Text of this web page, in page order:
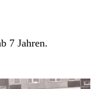
7 Jahren.